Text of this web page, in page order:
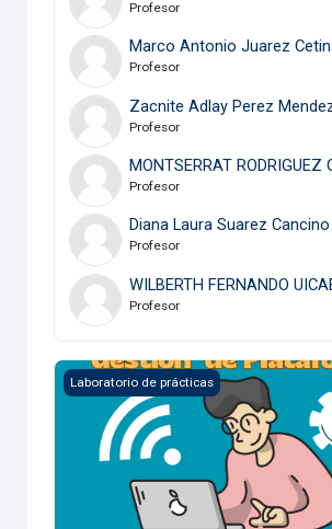
Profesor
Marco Antonio Juarez
Profesor
Zacnite Adlay Perez
Profesor
MONTSERRAT RODRIGUEZ
Profesor
Diana Laura Suarez Cancino
Profesor
WILBERTH FERNANDO
Profesor
Gestión de Plataformas para el
Laboratorio de prácticas